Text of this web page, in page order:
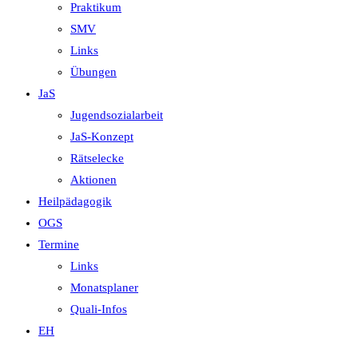
Praktikum
SMV
Links
Übungen
JaS
Jugendsozialarbeit
JaS-Konzept
Rätselecke
Aktionen
Heilpädagogik
OGS
Termine
Links
Monatsplaner
Quali-Infos
EH